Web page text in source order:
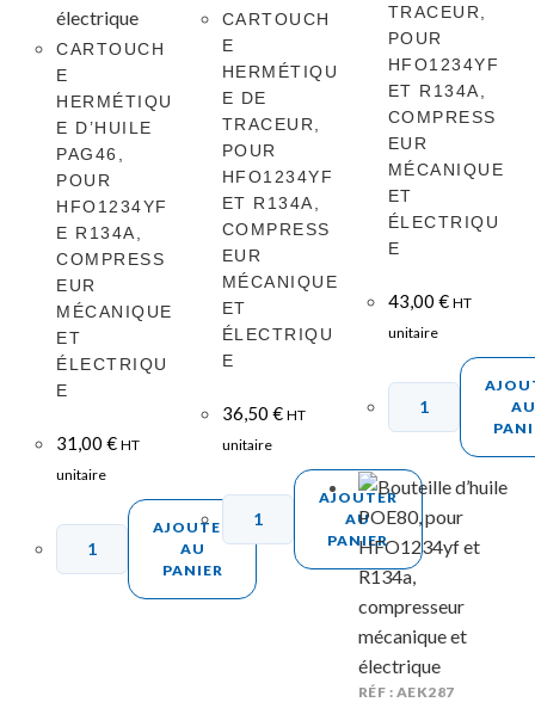
CARTOUCH
E
HERMÉTIQU
E D’HUILE
PAG46,
POUR
HFO1234YF
E R134A,
COMPRESS
EUR
MÉCANIQUE
ET
ÉLECTRIQU
E
31,00€ HT
unitaire
AJOUTER
AU
PANIER
CARTOUCH
E
HERMÉTIQU
E DE
TRACEUR,
POUR
HFO1234YF
ET R134A,
COMPRESS
EUR
MÉCANIQUE
ET
ÉLECTRIQU
E
36,50 € HT
unitaire
AJOUTER
AU
PANIER
TRACEUR,
POUR
HFO1234YF
ET R134A,
COMPRESS
EUR
MÉCANIQUE
ET
ÉLECTRIQU
E
43,00 € HT
unitaire
AU
RÉF : AEK287